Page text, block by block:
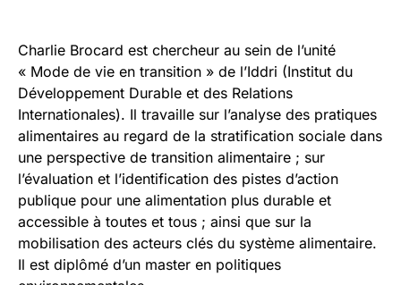
Charlie Brocard est chercheur au sein de l’unité
« Mode de vie en transition » de l’Iddri (Institut du
Développement Durable et des Relations
Internationales). Il travaille sur l’analyse des pratiques
alimentaires au regard de la stratification sociale dans
une perspective de transition alimentaire ; sur
l’évaluation et l’identification des pistes d’action
publique pour une alimentation plus durable et
accessible à toutes et tous ; ainsi que sur la
mobilisation des acteurs clés du système alimentaire.
Il est diplômé d’un master en politiques